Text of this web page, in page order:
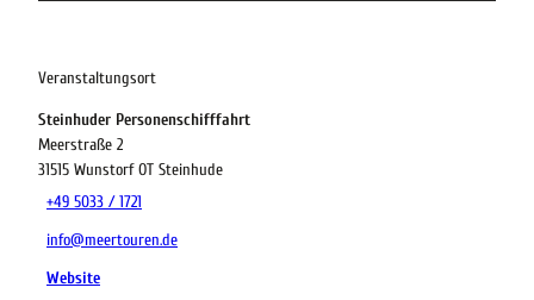
Veranstaltungsort
Steinhuder Personenschifffahrt
Meerstraße 2
31515 Wunstorf OT Steinhude
+49 5033 / 1721
info@meertouren.de
Website